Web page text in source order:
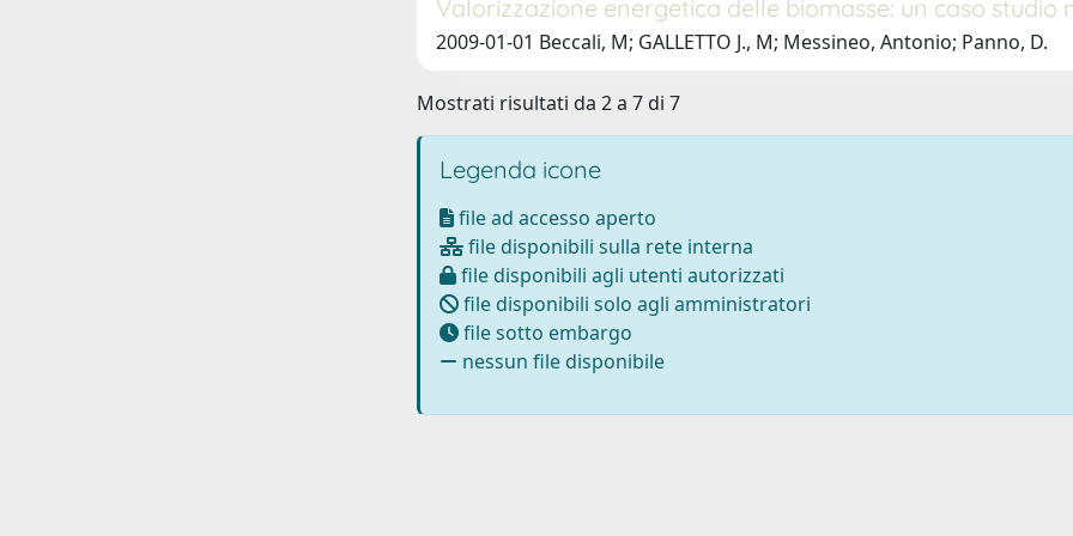
Valorizzazione energetica delle biomasse: un caso studio
2009-01-01 Beccali, M; GALLETTO J., M; Messineo, Antonio; Panno, D.
Mostrati risultati da 2 a 7 di 7
Legenda icone
file ad accesso aperto
file disponibili sulla rete interna
file disponibili agli utenti autorizzati
file disponibili solo agli amministratori
file sotto embargo
nessun file disponibile